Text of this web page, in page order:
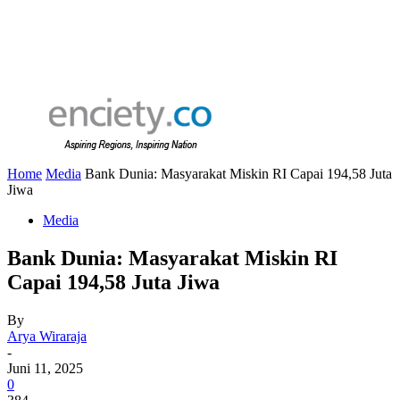
Home Media Bank Dunia: Masyarakat Miskin RI Capai 194,58 Juta
Jiwa
Media
Bank Dunia: Masyarakat Miskin RI
Capai 194,58 Juta Jiwa
By
Arya Wiraraja
-
Juni 11, 2025
0